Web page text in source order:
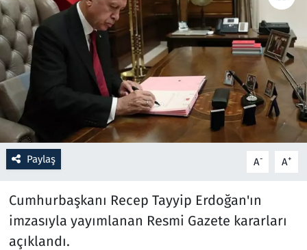
Paylaş A- A+
Cumhurbaşkanı Recep Tayyip Erdoğan'ın
imzasıyla yayımlanan Resmi Gazete kararları
açıklandı.
Resmi İlanlar
Rüya Tabirleri
Savunma Sanayi
Seçim 2023
Spor
Teknoloji ve Bilim